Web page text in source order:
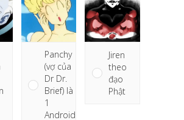
Panchy
(vợ của
Dr Dr.
Brief) là
1
Android
Jiren
theo
đạo
Phật